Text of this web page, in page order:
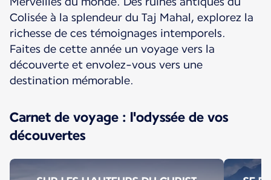
Colisée à la splendeur du Taj Mahal, explorez la
richesse de ces témoignages intemporels.
Faites de cette année un voyage vers la
découverte et envolez-vous vers une
destination mémorable.
Carnet de voyage : l'odyssée de vos
découvertes